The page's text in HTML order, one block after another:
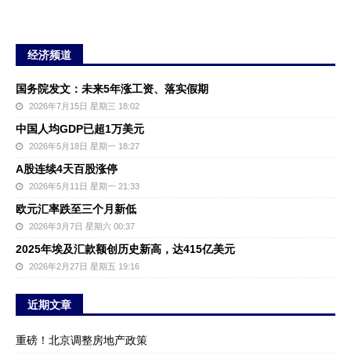
经济频道
国务院发文：未来5年涨工资、落实假期
2026年7月15日 星期三 18:02
中国人均GDP已超1万美元
2026年5月18日 星期一 18:27
A股连续4天百股涨停
2026年5月11日 星期一 21:33
欧元汇率跌至三个月新低
2026年3月7日 星期六 00:37
2025年埃及汇款额创历史新高，达415亿美元
2026年2月27日 星期五 19:16
近期文章
重磅！北京调整房地产政策